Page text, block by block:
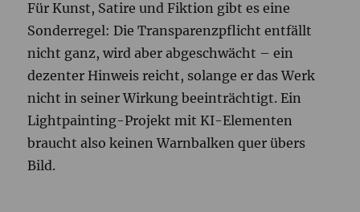
Für Kunst, Satire und Fiktion gibt es eine
Sonderregel: Die Transparenzpflicht entfällt
nicht ganz, wird aber abgeschwächt – ein
dezenter Hinweis reicht, solange er das Werk
nicht in seiner Wirkung beeinträchtigt. Ein
Lightpainting-Projekt mit KI-Elementen
braucht also keinen Warnbalken quer übers
Bild.